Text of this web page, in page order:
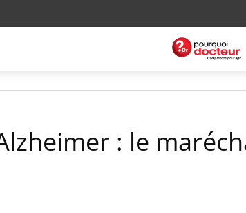
: le